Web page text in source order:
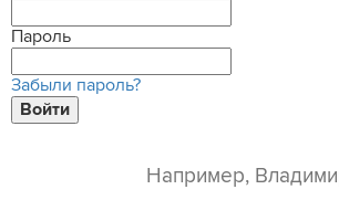
Пароль
Забыли пароль?
Войти